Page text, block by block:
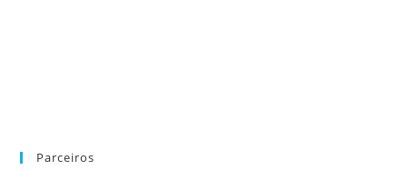
Parceiros